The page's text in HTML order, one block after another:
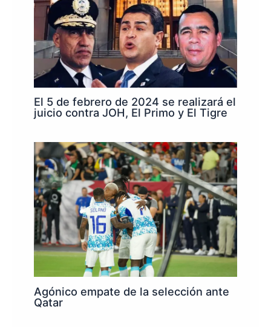
El 5 de febrero de 2024 se realizará el
juicio contra JOH, El Primo y El Tigre
Agónico empate de la selección ante
Qatar